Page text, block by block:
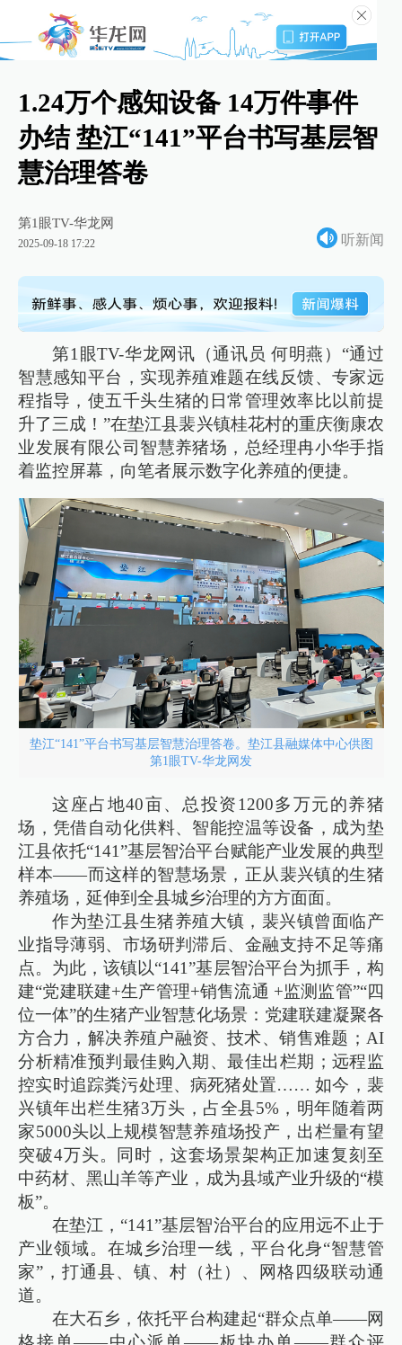
1.24万个感知设备 14万件事件
办结 垫江“141”平台书写基层智
慧治理答卷
第1眼TV-华龙网
2025-09-18 17:22 听新闻
第1眼TV-华龙网讯（通讯员 何明燕）“通过
智慧感知平台，实现养殖难题在线反馈、专家远
程指导，使五千头生猪的日常管理效率比以前提
升了三成！”在垫江县裴兴镇桂花村的重庆衡康农
业发展有限公司智慧养猪场，总经理冉小华手指
着监控屏幕，向笔者展示数字化养殖的便捷。
垫江“141”平台书写基层智慧治理答卷。垫江县融媒体中心供图
第1眼TV-华龙网发
这座占地40亩、总投资1200多万元的养猪
场，凭借自动化供料、智能控温等设备，成为垫
江县依托“141”基层智治平台赋能产业发展的典型
样本——而这样的智慧场景，正从裴兴镇的生猪
养殖场，延伸到全县城乡治理的方方面面。
作为垫江县生猪养殖大镇，裴兴镇曾面临产
业指导薄弱、市场研判滞后、金融支持不足等痛
点。为此，该镇以“141”基层智治平台为抓手，构
建“党建联建+生产管理+销售流通 +监测监管”“四
位一体”的生猪产业智慧化场景：党建联建凝聚各
方合力，解决养殖户融资、技术、销售难题；AI
分析精准预判最佳购入期、最佳出栏期；远程监
控实时追踪粪污处理、病死猪处置…… 如今，裴
兴镇年出栏生猪3万头，占全县5%，明年随着两
家5000头以上规模智慧养殖场投产，出栏量有望
突破4万头。同时，这套场景架构正加速复刻至
中药材、黑山羊等产业，成为县域产业升级的“模
板”。
在垫江，“141”基层智治平台的应用远不止于
产业领域。在城乡治理一线，平台化身“智慧管
家”，打通县、镇、村（社）、网格四级联动通
道。
在大石乡，依托平台构建起“群众点单——网